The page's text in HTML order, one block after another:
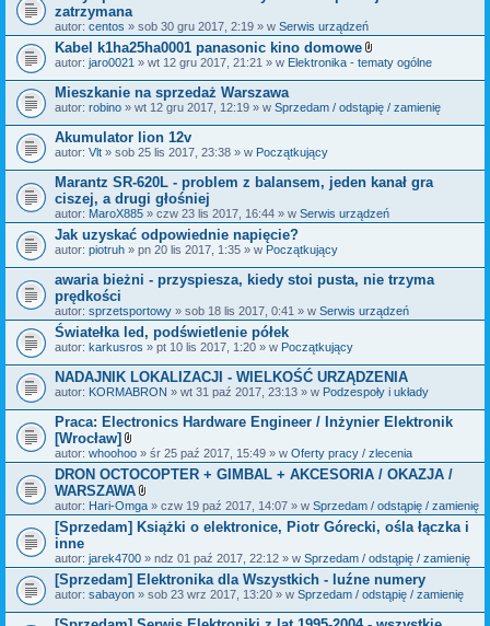
i
zatrzymana
autor: centos » sob 30 gru 2017, 2:19 » w Serwis urządzeń
Kabel k1ha25ha0001 panasonic kino domowe
Z
ł
c
z
i
autor: jaro0021 » wt 12 gru 2017, 21:21 » w Elektronika - tematy ogólne
Mieszkanie na sprzedaż Warszawa
autor: robino » wt 12 gru 2017, 12:19 » w Sprzedam / odstąpię / zamienię
Akumulator lion 12v
autor: Vlt » sob 25 lis 2017, 23:38 » w Początkujący
Marantz SR-620L - problem z balansem, jeden kanał gra
ciszej, a drugi głośniej
autor: MaroX885 » czw 23 lis 2017, 16:44 » w Serwis urządzeń
Jak uzyskać odpowiednie napięcie?
autor: piotruh » pn 20 lis 2017, 1:35 » w Początkujący
awaria bieżni - przyspiesza, kiedy stoi pusta, nie trzyma
prędkości
autor: sprzetsportowy » sob 18 lis 2017, 0:41 » w Serwis urządzeń
Światełka led, podświetlenie półek
autor: karkusros » pt 10 lis 2017, 1:20 » w Początkujący
NADAJNIK LOKALIZACJI - WIELKOŚĆ URZĄDZENIA
autor: KORMABRON » wt 31 paź 2017, 23:13 » w Podzespoły i układy
Praca: Electronics Hardware Engineer / Inżynier Elektronik
[Wrocław]
Z
a
ł
ą
c
z
k
i
autor: whoohoo » śr 25 paź 2017, 15:49 » w Oferty pracy / zlecenia
DRON OCTOCOPTER + GIMBAL + AKCESORIA / OKAZJA /
WARSZAWA
Z
a
ł
c
z
n
i
i
autor: Hari-Omga » czw 19 paź 2017, 14:07 » w Sprzedam / odstąpię / zamienię
[Sprzedam] Książki o elektronice, Piotr Górecki, ośla łączka i
inne
autor: jarek4700 » ndz 01 paź 2017, 22:12 » w Sprzedam / odstąpię / zamienię
[Sprzedam] Elektronika dla Wszystkich - luźne numery
autor: sabayon » sob 23 wrz 2017, 13:20 » w Sprzedam / odstąpię / zamienię